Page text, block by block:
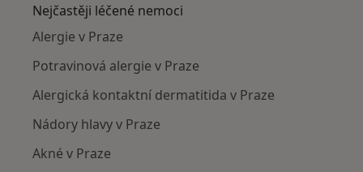
Nejčastěji léčené nemoci
Alergie v Praze
Potravinová alergie v Praze
Alergická kontaktní dermatitida v Praze
Nádory hlavy v Praze
Akné v Praze